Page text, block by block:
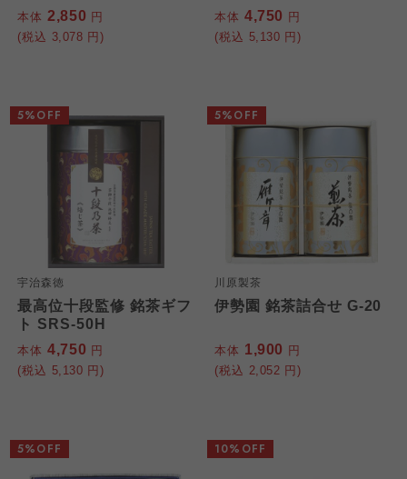
本体 2,850 円
(税込 3,078 円)
本体 4,750 円
(税込 5,130 円)
宇治森徳
最高位十段監修 銘茶ギフ
ト SRS-50H
本体 4,750 円
(税込 5,130 円)
5%OFF
川原製茶
伊勢園 銘茶詰合せ G-20
本体 1,900 円
(税込 2,052 円)
5%OFF
5%OFF 10%OFF